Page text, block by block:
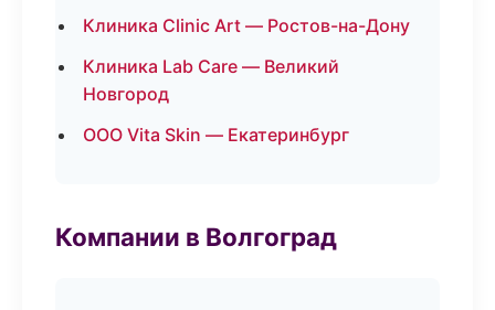
Клиника Clinic Art — Ростов-на-Дону
Клиника Lab Care — Великий
Новгород
ООО Vita Skin — Екатеринбург
Компании в Волгоград